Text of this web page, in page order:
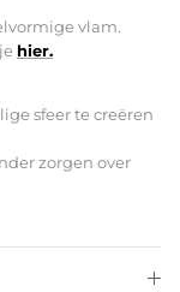
vlam.
hier.
sfeer te creëren
zorgen over